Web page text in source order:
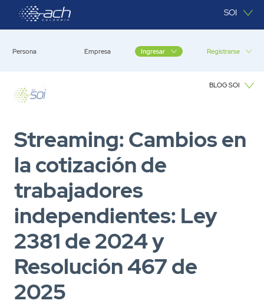
Saltar al contenido principal SOI
Persona Empresa Ingresar Registrarse
BLOG SOI
Streaming: Cambios en
la cotización de
trabajadores
independientes: Ley
2381 de 2024 y
Resolución 467 de
2025